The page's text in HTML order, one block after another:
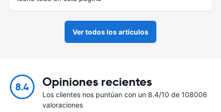
Ver todos los artículos
8.4 Opiniones recientes
Los clientes nos puntúan con un 8.4/10 de 108006
valoraciones